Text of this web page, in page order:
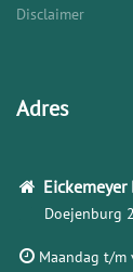
Disclaimer
Adres
Eickemeyer
Doejenburg
Maandag t/m